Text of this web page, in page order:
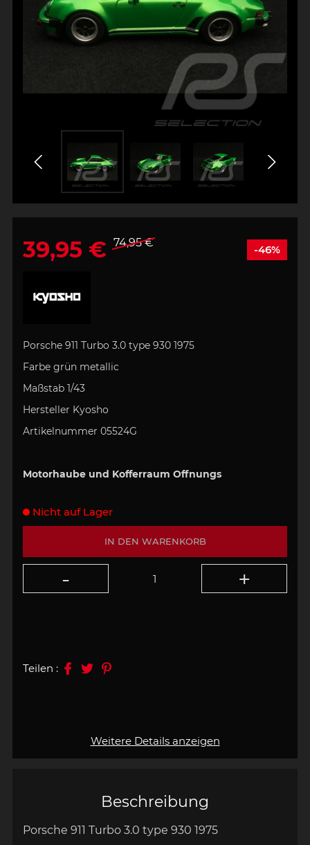
Beschreibung
Porsche 911 Turbo 3.0 type 930 1975
39,95 € 74,95 € -46%
Porsche 911 Turbo 3.0 type 930 1975
Farbe grün metallic
Maßstab 1/43
Hersteller Kyosho
Artikelnummer 05524G
Motorhaube und Kofferraum Offnungs
Weitere Details anzeigen
IN DEN WARENKORB
Nicht auf Lager
Teilen :